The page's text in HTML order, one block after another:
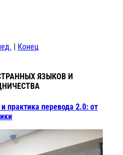
| Конец
ЯЗЫКОВ И
практика перевода 2.0: от